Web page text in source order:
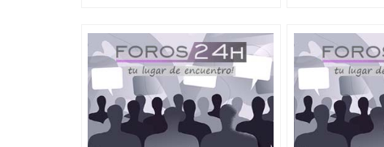
学位。学校的专业课程包括：会计学、MBA、财务
生物学、统计学、美术、电子工程、天文学、农业
计、工商管理、材料科学、机械工程、航天工程、
剧、市场营销、机械工程、计算机科学、物理学、
定客户办理信息，给出操作方案； 2、补充毕业证
4、预约递交时间，公司人员陪同客户本人一起去
给客户 6、客户确认收到结果，付余款。 我们对海
小，防伪结构（包括：水印，阴影底纹，钢印